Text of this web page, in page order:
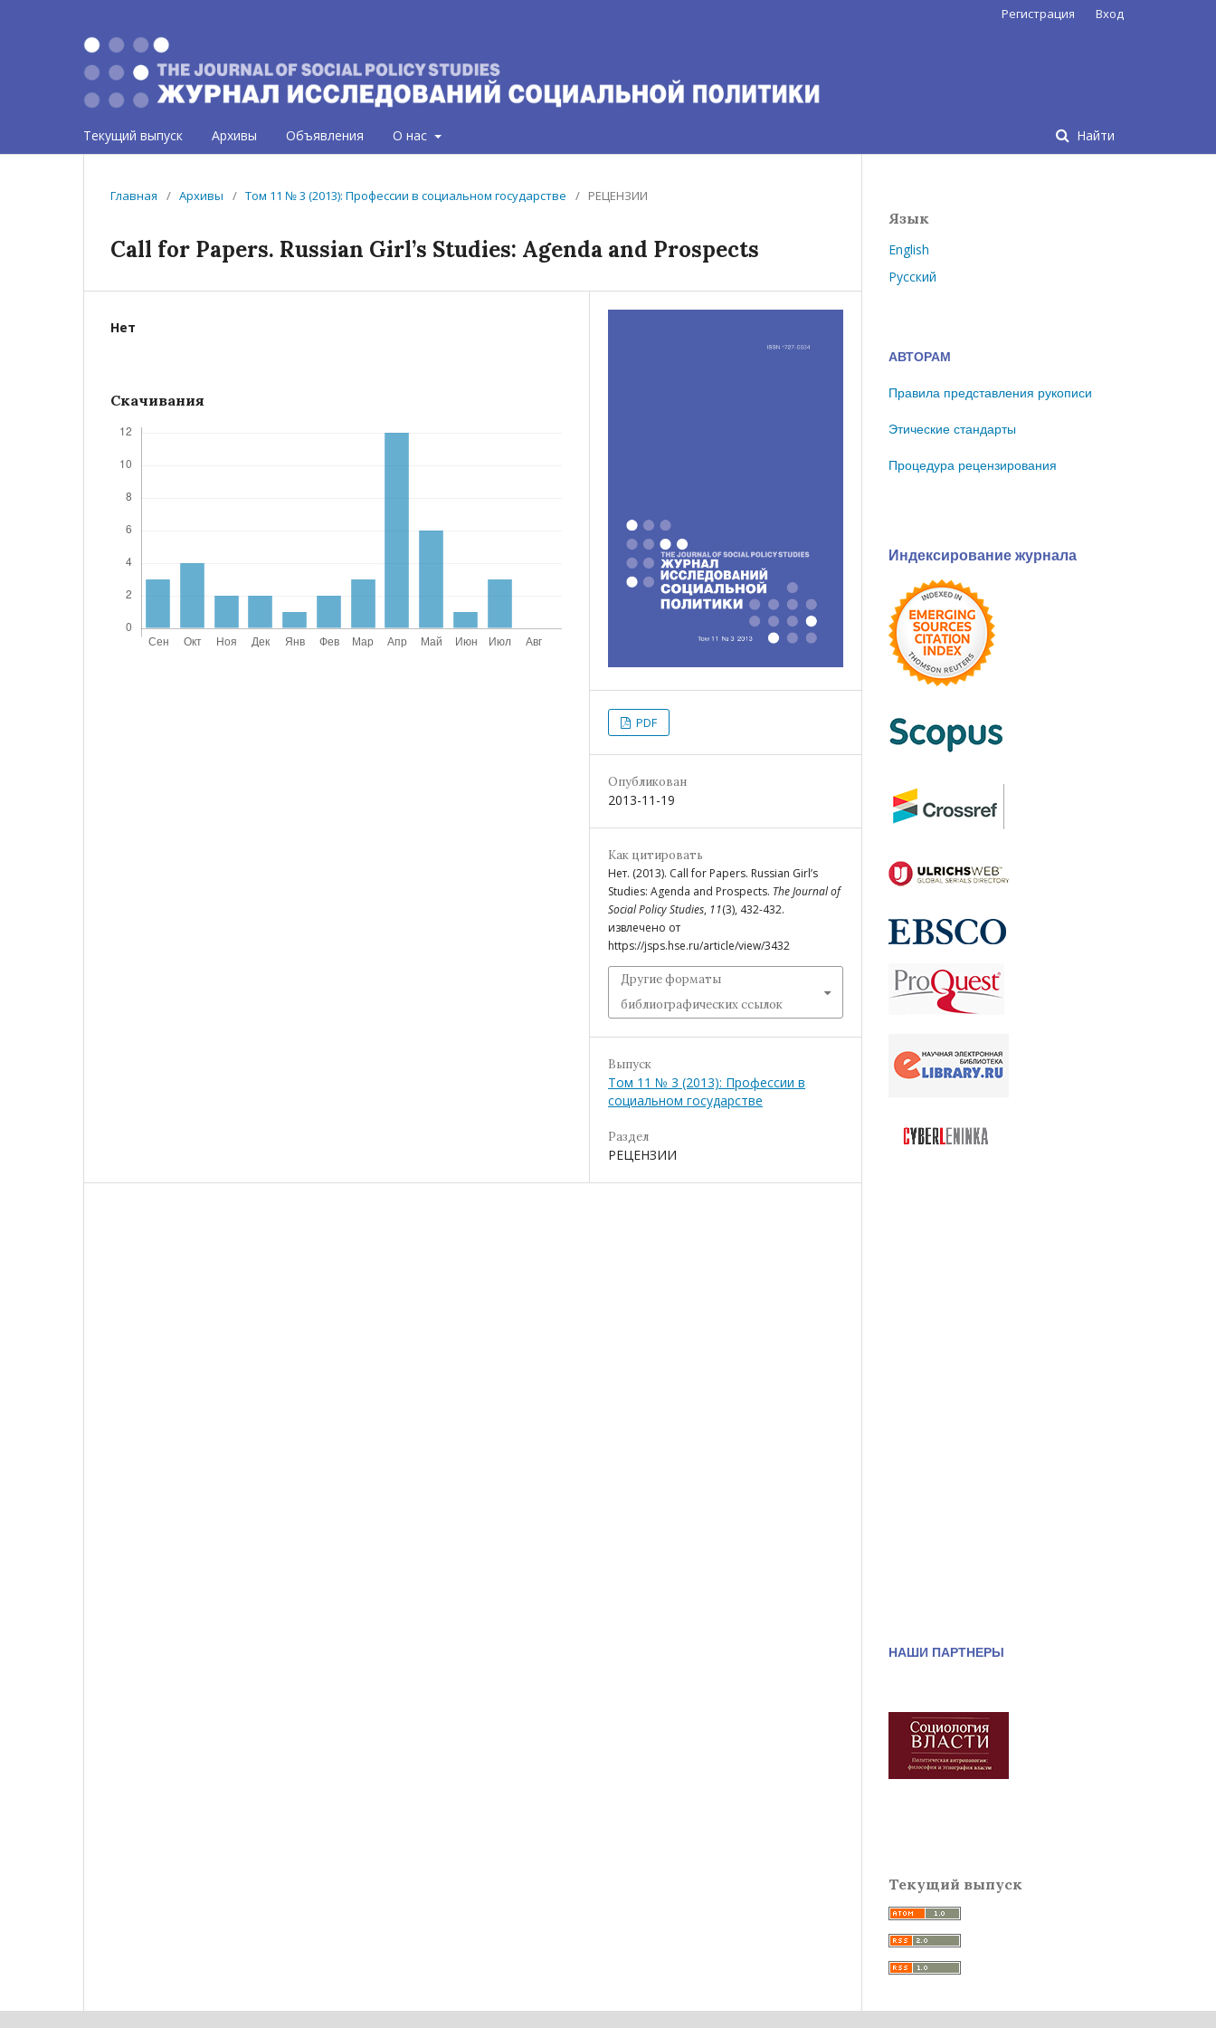
Текущий выпуск Архивы Объявления О нас Найти
Регистрация Вход
Главная / Архивы / Том 11 № 3 (2013): Профессии в социальном государстве / РЕЦЕНЗИИ
Call for Papers. Russian Girl’s Studies: Agenda and Prospects
Нет
Скачивания
PDF
Опубликован
2013-11-19
Как цитировать
Нет. (2013). Call for Papers. Russian Girl’s
Studies: Agenda and Prospects. The Journal of
Social Policy Studies, 11(3), 432-432.
извлечено от
https://jsps.hse.ru/article/view/3432
Другие форматы
библиографических ссылок
Выпуск
Том 11 № 3 (2013): Профессии в
социальном государстве
Раздел
РЕЦЕНЗИИ
Язык
English
Русский
АВТОРАМ
Правила представления рукописи
Этические стандарты
Процедура рецензирования
Индексирование журнала
НАШИ ПАРТНЕРЫ
Текущий выпуск